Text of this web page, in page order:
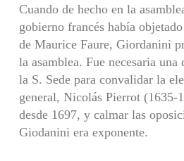
Cuando de hecho en la
gobierno francés había
de Maurice Faure, Giordanini
la asamblea. Fue necesaria
la S. Sede para convalidar la
general, Nicolás Pierrot (1635-
desde 1697, y calmar las
Giodanini era exponente.